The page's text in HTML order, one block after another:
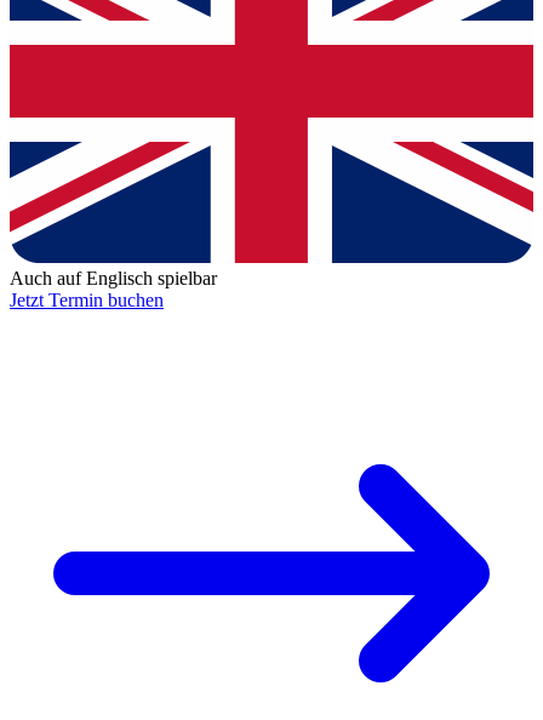
Auch auf Englisch spielbar
Jetzt Termin buchen